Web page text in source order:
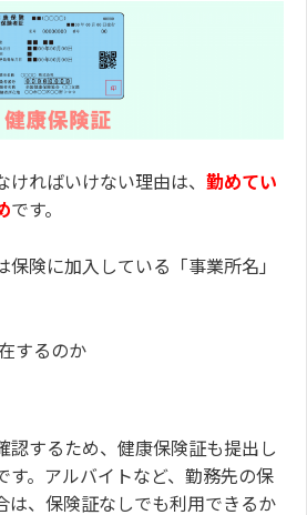
ればいけない理由は、 勤めてい
です。
保険に加入している「事業所名」
するのか
認するため、健康保険証も提出し
す。アルバイトなど、勤務先の保
は、保険証なしでも利用できるか